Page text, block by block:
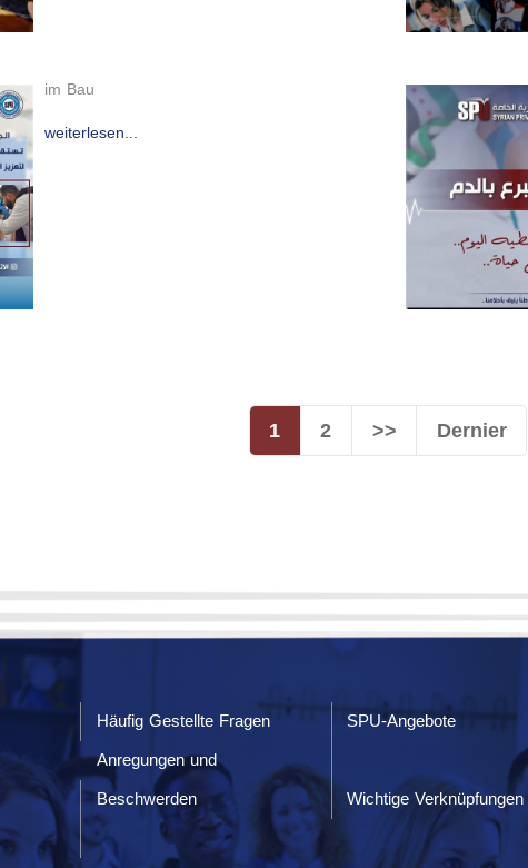
im Bau
weiterlesen...
1 2 >> Dernier
Häufig Gestellte Fragen SPU-Angebote
Anregungen und
Beschwerden
Wichtige Verknüpfungen